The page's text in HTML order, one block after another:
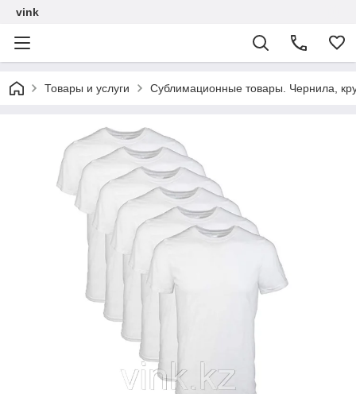
vink
Товары и услуги Сублимационные товары. Чернила,